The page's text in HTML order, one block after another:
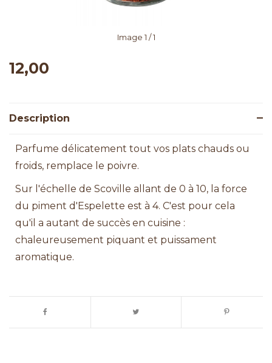
Image 1 / 1
12,00
Description
Parfume délicatement tout vos plats chauds ou
froids, remplace le poivre.
Sur l'échelle de Scoville allant de 0 à 10, la force
du piment d'Espelette est à 4. C'est pour cela
qu'il a autant de succès en cuisine :
chaleureusement piquant et puissament
aromatique.